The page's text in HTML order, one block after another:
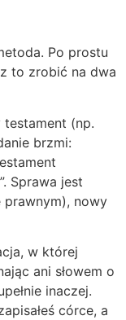
Po prostu
to zrobić na dwa
testament (np.
brzmi:
Sprawa jest
prawnym), nowy
w której
ani słowem o
inaczej.
córce, a